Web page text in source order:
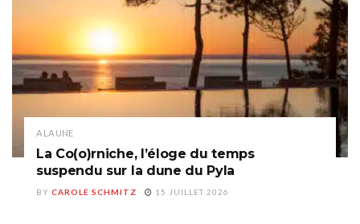
A LA UNE
La Co(o)rniche, l’éloge du temps
suspendu sur la dune du Pyla
BY CAROLE SCHMITZ 15 JUILLET 2026